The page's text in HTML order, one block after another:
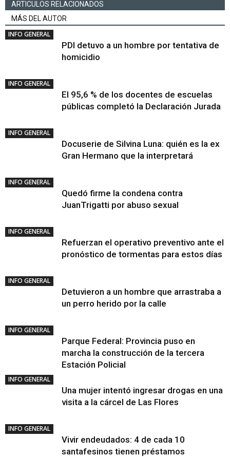
ARTICULOS RELACIONADOS
MÁS DEL AUTOR
INFO GENERAL
PDI detuvo a un hombre por tentativa de
homicidio
INFO GENERAL
El 95,6 % de los docentes de escuelas
públicas completó la Declaración Jurada
INFO GENERAL
Docuserie de Silvina Luna: quién es la ex
Gran Hermano que la interpretará
INFO GENERAL
Quedó firme la condena contra
JuanTrigatti por abuso sexual
INFO GENERAL
Refuerzan el operativo preventivo ante el
pronóstico de tormentas para estos días
INFO GENERAL
Detuvieron a un hombre que arrastraba a
un perro herido por la calle
INFO GENERAL
Parque Federal: Provincia puso en
marcha la construcción de la tercera
Estación Policial
INFO GENERAL
Una mujer intentó ingresar drogas en una
visita a la cárcel de Las Flores
INFO GENERAL
Vivir endeudados: 4 de cada 10
santafesinos tienen préstamos